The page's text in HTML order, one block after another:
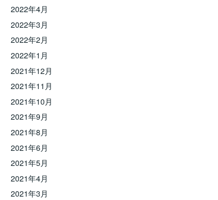
2022年4月
2022年3月
2022年2月
2022年1月
2021年12月
2021年11月
2021年10月
2021年9月
2021年8月
2021年6月
2021年5月
2021年4月
2021年3月